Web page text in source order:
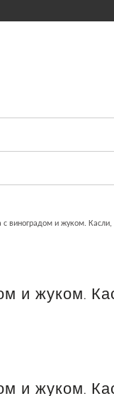
с виноградом и жуком.
и жуком.
и жуком.